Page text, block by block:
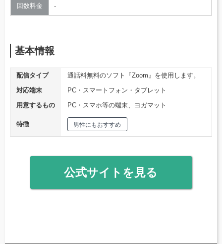
回数料金 ‐
基本情報
配信タイプ
通話料無料のソフト『Zoom』を使用します。
対応端末
PC・スマートフォン・タブレット
用意するもの
PC・スマホ等の端末、ヨガマット
特徴 男性にもおすすめ
公式サイトを見る